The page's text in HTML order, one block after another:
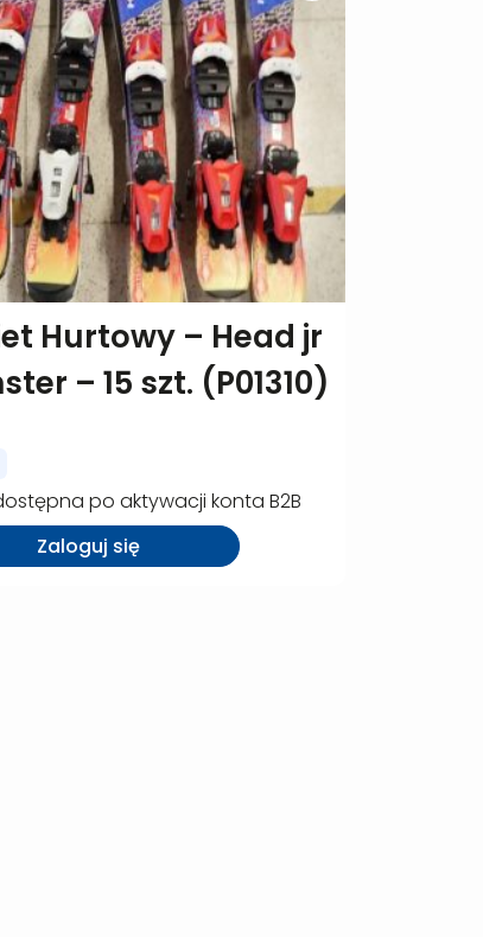
Hurtowy – Head jr
– 15 szt. (P01310)
po aktywacji konta B2B
Zaloguj się